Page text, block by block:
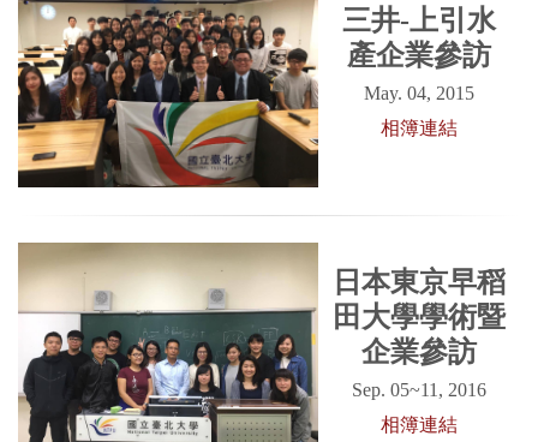
三井-上引水
產企業參訪
May. 04, 2015
相簿連結
日本東京早稻
田大學學術暨
企業參訪
Sep. 05~11, 2016
相簿連結